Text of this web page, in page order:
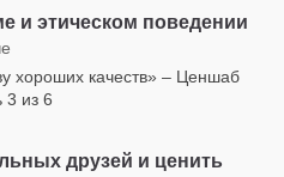
и этическом поведении
хороших качеств» – Ценшаб
3 из 6
друзей и ценить